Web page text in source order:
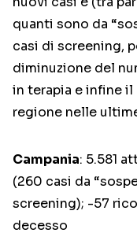
quanti sono da
casi di screening,
diminuzione del
in terapia e infine
regione nelle
Campania: 5.581
(260 casi da
screening); -57
decesso